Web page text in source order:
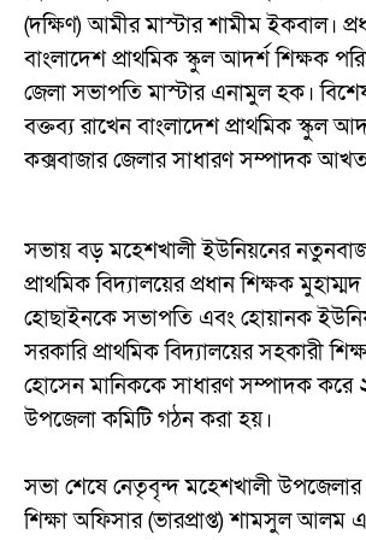
(দক্ষিণ) আমীর মাস্টার শামীম ইকবাল।
বাংলাদেশ প্রাথমিক স্কুল আদর্শ শিক্ষক
জেলা সভাপতি মাস্টার এনামুল হক।
বক্তব্য রাখেন বাংলাদেশ প্রাথমিক স্কুল
কক্সবাজার জেলার সাধারণ সম্পাদক
সভায় বড় মহেশখালী ইউনিয়নের
প্রাথমিক বিদ্যালয়ের প্রধান শিক্ষক
হোছাইনকে সভাপতি এবং হোয়ানক
সরকারি প্রাথমিক বিদ্যালয়ের সহকারী
হোসেন মানিককে সাধারণ সম্পাদক করে
উপজেলা কমিটি গঠন করা হয়।
সভা শেষে নেতৃবৃন্দ মহেশখালী উপজেলার
শিক্ষা অফিসার (ভারপ্রাপ্ত) শামসুল আলম